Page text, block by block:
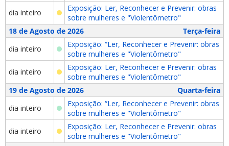
dia inteiro
Exposição: Ler, Reconhecer e Prevenir: obras
sobre mulheres e "Violentômetro"
18 de Agosto de 2026
Terça-feira
dia inteiro
Exposição: “Ler, Reconhecer e Prevenir: obras
sobre mulheres e "Violentômetro"
dia inteiro
Exposição: Ler, Reconhecer e Prevenir: obras
sobre mulheres e "Violentômetro"
19 de Agosto de 2026
Quarta-feira
dia inteiro
Exposição: “Ler, Reconhecer e Prevenir: obras
sobre mulheres e "Violentômetro"
dia inteiro
Exposição: Ler, Reconhecer e Prevenir: obras
sobre mulheres e "Violentômetro"